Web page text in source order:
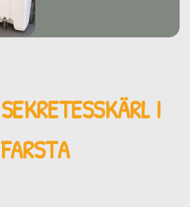
SEKRETESSKÄRL I
FARSTA